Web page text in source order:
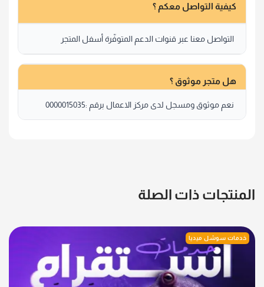
كيفية التواصل معكم ؟
التواصل معنا عبر قنوات الدعم المتوفّرة أسفل المتجر
هل متجر موثوق ؟
نعم موثوق ومسجل لدى مركز الاعمال برقم :0000015035
المنتجات ذات الصلة
خدمات سوشل ميديا